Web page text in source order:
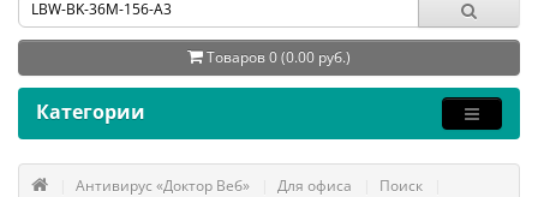
Товаров 0 (0.00 руб.)
Категории
Антивирус «Доктор Веб» Для офиса
Поиск